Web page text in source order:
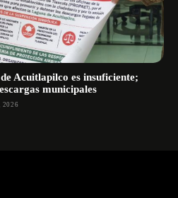
Acuitlapilco es insuficiente;
municipales
2026